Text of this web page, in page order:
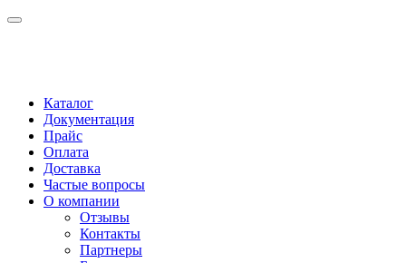
Каталог
Документация
Прайс
Оплата
Доставка
Частые вопросы
О компании
Отзывы
Контакты
Партнеры